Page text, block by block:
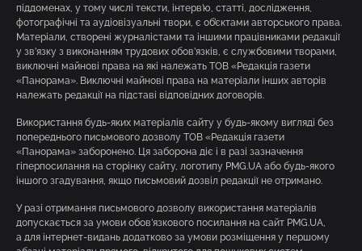
піддоменах, у тому числі тексти, інтерв’ю, статті, дослідження,
фотографічні та аудіовізуальні твори, є об’єктами авторського права.
Матеріали, створені журналістами та іншими працівниками редакції
у зв’язку з виконанням трудових обов’язків, є службовими творами,
виключні майнові права на які належать ТОВ «Редакція газети
«Панорама». Виключні майнові права на матеріали інших авторів
належать редакції на підставі відповідних договорів.
Використання будь-яких матеріалів сайту у будь-якому вигляді без
попереднього письмового дозволу ТОВ «Редакція газети
«Панорама» заборонено. Ця заборона діє і в разі зазначення
гіперпосилання на сторінку сайту, логотипу PMG.UA або будь-якого
іншого згадування, якщо письмовий дозвіл редакції не отримано.
У разі отримання письмового дозволу використання матеріалів
допускається за умови обов’язкового посилання на сайт PMG.UA,
а для інтернет-видань додатково за умови розміщення у першому